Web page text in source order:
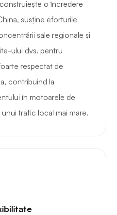
o încredere
susține eforturile
sale regionale și
ului dvs. pentru
respectat de
contribuind la
în motoarele de
trafic local mai mare.